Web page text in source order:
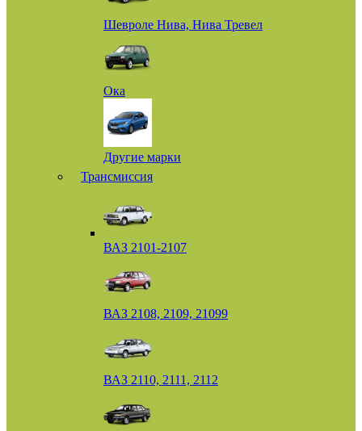
Шевроле Нива, Нива Тревел
Ока
Другие марки
Трансмиссия
ВАЗ 2101-2107
ВАЗ 2108, 2109, 21099
ВАЗ 2110, 2111, 2112